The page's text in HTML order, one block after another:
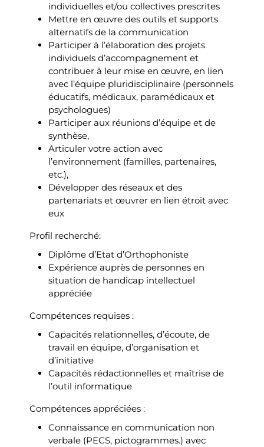
individuelles et/ou collectives prescrites
Mettre en œuvre des outils et supports
alternatifs de la communication
Participer à l’élaboration des projets
individuels d’accompagnement et
contribuer à leur mise en œuvre, en lien
avec l’équipe pluridisciplinaire (personnels
éducatifs, médicaux, paramédicaux et
psychologues)
Participer aux réunions d’équipe et de
synthèse,
Articuler votre action avec
l’environnement (familles, partenaires,
etc.),
Développer des réseaux et des
partenariats et œuvrer en lien étroit avec
eux
Profil recherché:
Diplôme d’Etat d’Orthophoniste
Expérience auprès de personnes en
situation de handicap intellectuel
appréciée
Compétences requises :
Capacités relationnelles, d’écoute, de
travail en équipe, d’organisation et
d’initiative
Capacités rédactionnelles et maîtrise de
l’outil informatique
Compétences appréciées :
Connaissance en communication non
verbale (PECS, pictogrammes.) avec